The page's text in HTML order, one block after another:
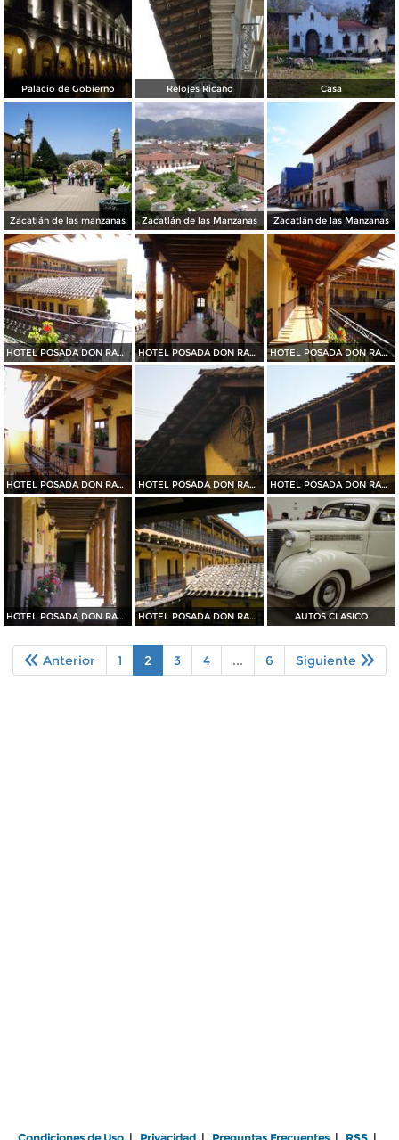
Palacio de Gobierno Relojes Ricaño Casa
Zacatlán de las manzanas Zacatlán de las Manzanas Zacatlán de las Manzanas
HOTEL POSADA DON RAMON HOTEL POSADA DON RAMON HOTEL POSADA DON RAMON
HOTEL POSADA DON RAMON HOTEL POSADA DON RAMON HOTEL POSADA DON RAMON
HOTEL POSADA DON RAMON HOTEL POSADA DON RAMON AUTOS CLASICO
Anterior 1 2 3 4 ... 6 Siguiente
Condiciones de Uso | Privacidad | Preguntas Frecuentes | RSS |